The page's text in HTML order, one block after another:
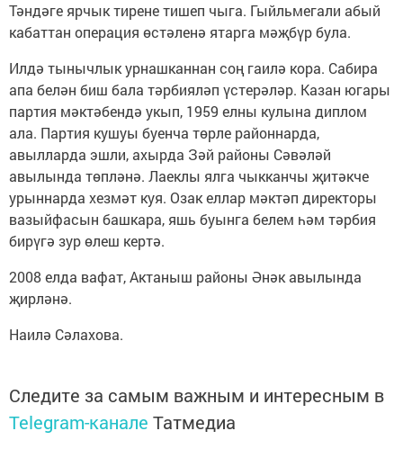
Тәндәге ярчык тирене тишеп чыга. Гыйльмегали абый
кабаттан операция өстәленә ятарга мәҗбүр була.
Илдә тынычлык урнашканнан соң гаилә кора. Сабира
апа белән биш бала тәрбияләп үстерәләр. Казан югары
партия мәктәбендә укып, 1959 елны кулына диплом
ала. Партия кушуы буенча төрле районнарда,
авылларда эшли, ахырда Зәй районы Сәвәләй
авылында төпләнә. Лаеклы ялга чыкканчы җитәкче
урыннарда хезмәт куя. Озак еллар мәктәп директоры
вазыйфасын башкара, яшь буынга белем һәм тәрбия
бирүгә зур өлеш кертә.
2008 елда вафат, Актаныш районы Әнәк авылында
җирләнә.
Наилә Сәлахова.
Следите за самым важным и интересным в
Telegram-канале Татмедиа